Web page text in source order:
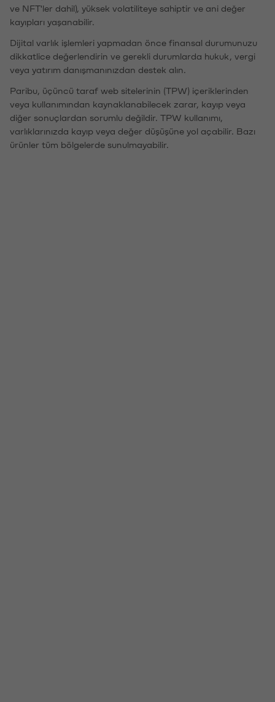
ve NFT'ler dahil), yüksek volatiliteye sahiptir ve ani değer
kayıpları yaşanabilir.
Dijital varlık işlemleri yapmadan önce finansal durumunuzu
dikkatlice değerlendirin ve gerekli durumlarda hukuk, vergi
veya yatırım danışmanınızdan destek alın.
Paribu, üçüncü taraf web sitelerinin (TPW) içeriklerinden
veya kullanımından kaynaklanabilecek zarar, kayıp veya
diğer sonuçlardan sorumlu değildir. TPW kullanımı,
varlıklarınızda kayıp veya değer düşüşüne yol açabilir. Bazı
ürünler tüm bölgelerde sunulmayabilir.